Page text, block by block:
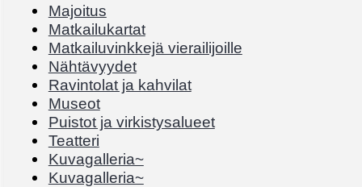
Majoitus
Matkailukartat
Matkailuvinkkejä vierailijoille
Nähtävyydet
Ravintolat ja kahvilat
Museot
Puistot ja virkistysalueet
Teatteri
Kuvagalleria~
Kuvagalleria~